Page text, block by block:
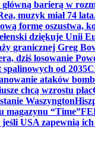
barierą w
muzyk miał 74
formę oszustwa,
dziękuje Unii
granicznej Greg
dziś losowanie
spalinowych od 2035
ataków
chcą wzrostu płac
Waszyngton
magazynu “Time”
USA zapewnią